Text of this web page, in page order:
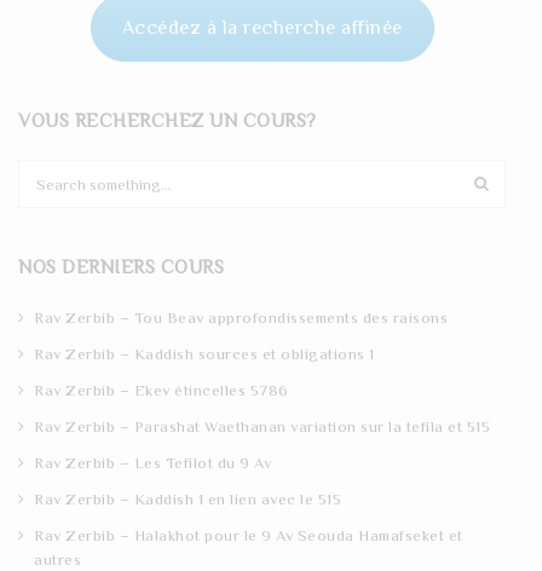
Accédez à la recherche affinée
VOUS RECHERCHEZ UN COURS?
c
NOS DERNIERS COURS
Rav Zerbib – Tou Beav approfondissements des raisons
Rav Zerbib – Kaddish sources et obligations 1
Rav Zerbib – Ekev étincelles 5786
Rav Zerbib – Parashat Waethanan variation sur la tefila et 515
Rav Zerbib – Les Tefilot du 9 Av
Rav Zerbib – Kaddish 1 en lien avec le 515
Rav Zerbib – Halakhot pour le 9 Av Seouda Hamafseket et
autres